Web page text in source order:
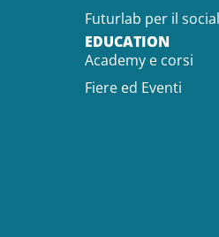
Futurlab per il
EDUCATION
Academy e corsi
Fiere ed Eventi